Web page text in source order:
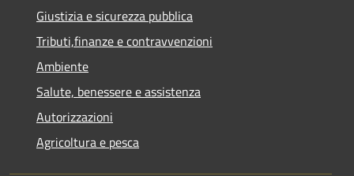
Giustizia e sicurezza pubblica
Tributi,finanze e contravvenzioni
Ambiente
Salute, benessere e assistenza
Autorizzazioni
Agricoltura e pesca